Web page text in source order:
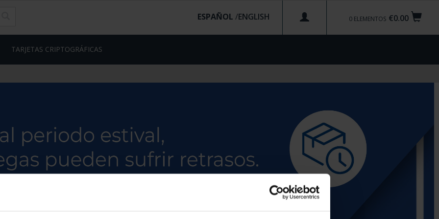
€0.00
0 ELEMENTOS
ESPAÑOL /
TARJETAS CRIPTOGRÁFICAS